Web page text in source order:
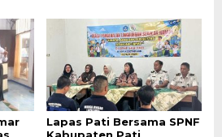
Lapas Pati Bersama SPNF